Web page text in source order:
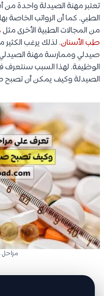
تعتبر مهنة الصيدلة واحدة
الطبي. كما أن الرواتب الخاصة
من المجالات الطبية الأخرى مثل
طب الأسنان. لذلك يرغب
صيدلي وممارسة مهنة
الوظيفة. لهذا السبب سنتعرف
الصيدلة وكيف يمكن أن تصبح صيدلي في
مراحل